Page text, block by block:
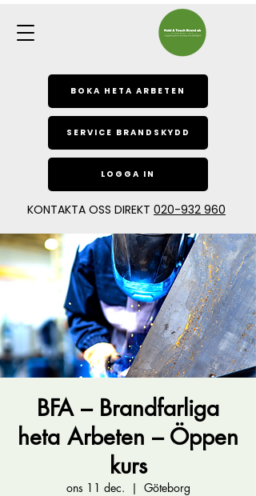
BOKA HETA ARBETEN
SERVICE BRANDSKYDD
LOGGA IN
KONTAKTA OSS DIREKT 020-932 960
BFA – Brandfarliga
heta Arbeten – Öppen
kurs
ons 11 dec.
  |
Göteborg